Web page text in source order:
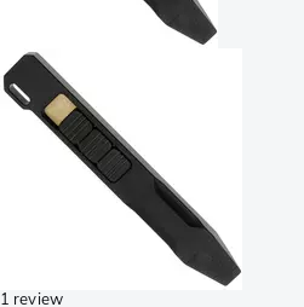
1 review